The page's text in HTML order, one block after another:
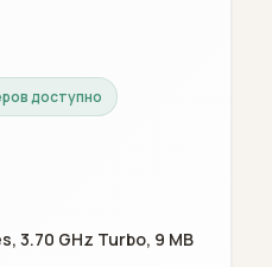
доступно
3.70 GHz Turbo, 9 MB